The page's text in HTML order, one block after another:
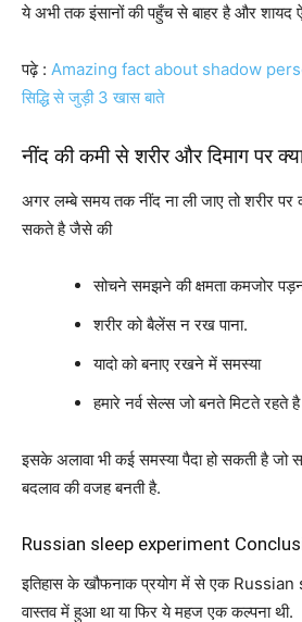
ये अभी तक इंसानों की पहुँच से बाहर है और शायद
पढ़े : Amazing fact about shadow
सिद्धि से जुड़ी 3 खास बाते
नींद की कमी से शरीर और दिमाग पर
अगर लम्बे समय तक नींद ना ली जाए तो शरीर
सकते है जैसे की
सोचने समझने की क्षमता कमजोर
शरीर को बैलेंस न रख पाना.
यादो को बनाए रखने में समस्या
हमारे नर्व सेल्स जो बनते मिटते रहते
इसके अलावा भी कई समस्या पैदा हो सकती है जो
बदलाव की वजह बनती है.
Russian sleep experiment
इतिहास के खौफनाक प्रयोग में से एक
वास्तव में हुआ था या फिर ये महज एक कल्पना थी.